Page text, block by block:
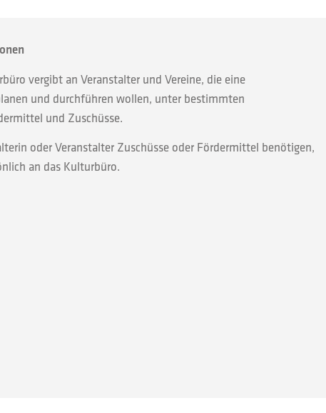
vergibt an Veranstalter und Vereine, die eine
und durchführen wollen, unter bestimmten
und Zuschüsse.
oder Veranstalter Zuschüsse oder Fördermittel benötigen,
an das Kulturbüro.